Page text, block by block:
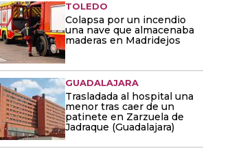
TOLEDO
Colapsa por un incendio
una nave que almacenaba
maderas en Madridejos
GUADALAJARA
Trasladada al hospital una
menor tras caer de un
patinete en Zarzuela de
Jadraque (Guadalajara)